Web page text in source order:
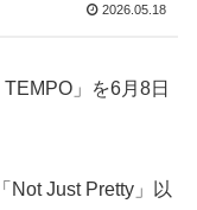
2026.05.18
」を6月8日
Not Just Pretty」以